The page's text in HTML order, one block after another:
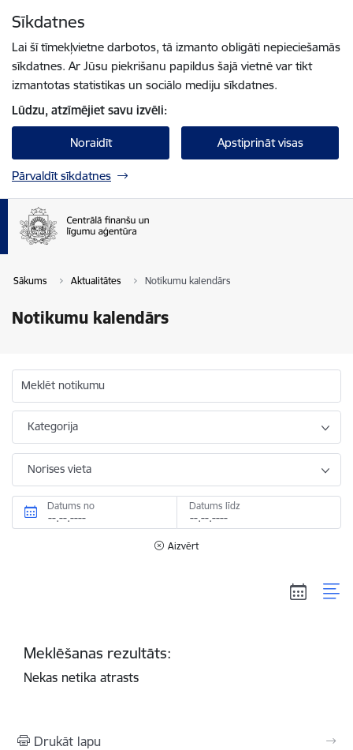
Sīkdatnes
Lai šī tīmekļvietne darbotos, tā izmanto obligāti nepieciešamās
sīkdatnes. Ar Jūsu piekrišanu papildus šajā vietnē var tikt
izmantotas statistikas un sociālo mediju sīkdatnes.
Lūdzu, atzīmējiet savu izvēli:
Noraidīt Apstiprināt visas
Pārvaldīt sīkdatnes
Sākums Aktualitātes Notikumu kalendārs
Notikumu kalendārs
Meklēt notikumu
Kategorija
Norises vieta
Datums no Datums līdz
Aizvērt
Meklēšanas rezultāts:
Nekas netika atrasts
Drukāt lapu